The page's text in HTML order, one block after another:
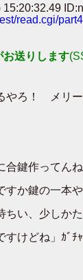
read.cgi/
送りします
やろ！ メリ
合鍵作ってん
か鍵の一本
い、少しかた
すけどね」ｶﾞﾁ